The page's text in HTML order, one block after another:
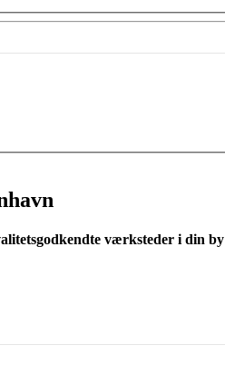
værksteder i din by